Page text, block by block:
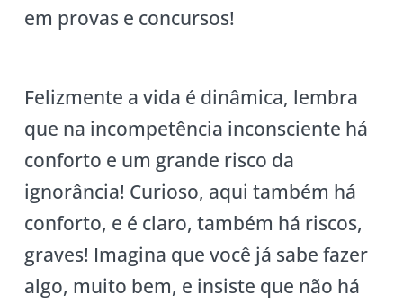
em provas e concursos!
Felizmente a vida é dinâmica, lembra
que na incompetência inconsciente há
conforto e um grande risco da
ignorância! Curioso, aqui também há
conforto, e é claro, também há riscos,
graves! Imagina que você já sabe fazer
algo, muito bem, e insiste que não há